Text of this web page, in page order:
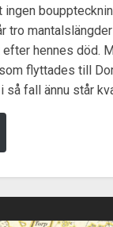
ingen
tro
hennes död.
flyttades till
så fall ännu står